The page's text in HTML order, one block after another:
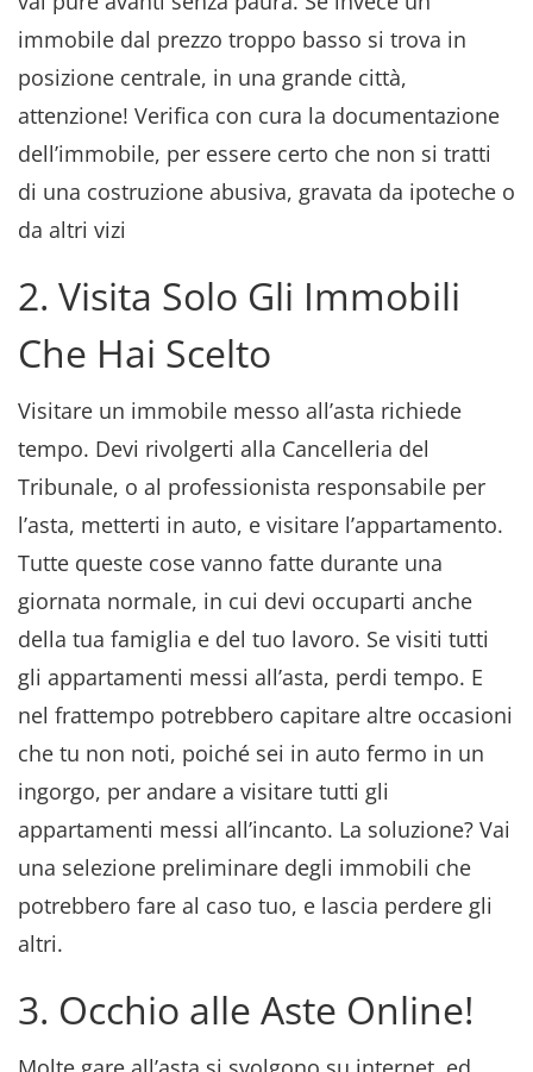
immobile dal prezzo troppo basso si trova in
posizione centrale, in una grande città,
attenzione! Verifica con cura la documentazione
dell’immobile, per essere certo che non si tratti
di una costruzione abusiva, gravata da ipoteche o
da altri vizi
2. Visita Solo Gli Immobili
Che Hai Scelto
Visitare un immobile messo all’asta richiede
tempo. Devi rivolgerti alla Cancelleria del
Tribunale, o al professionista responsabile per
l’asta, metterti in auto, e visitare l’appartamento.
Tutte queste cose vanno fatte durante una
giornata normale, in cui devi occuparti anche
della tua famiglia e del tuo lavoro. Se visiti tutti
gli appartamenti messi all’asta, perdi tempo. E
nel frattempo potrebbero capitare altre occasioni
che tu non noti, poiché sei in auto fermo in un
ingorgo, per andare a visitare tutti gli
appartamenti messi all’incanto. La soluzione? Vai
una selezione preliminare degli immobili che
potrebbero fare al caso tuo, e lascia perdere gli
altri.
3. Occhio alle Aste Online!